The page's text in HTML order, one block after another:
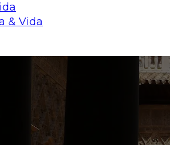
& Vida